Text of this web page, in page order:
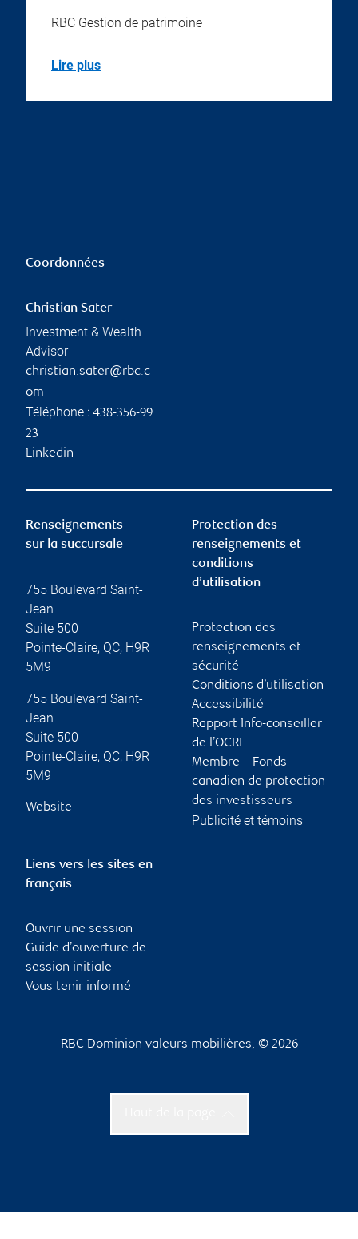
RBC Gestion de patrimoine
Lire plus
Coordonnées
Christian Sater
Investment & Wealth
Advisor
christian.sater@rbc.c
om
Téléphone : 438-356-99
23
Linkedin
Renseignements
sur la succursale
755 Boulevard Saint-
Jean
Suite 500
Pointe-Claire, QC, H9R
5M9
755 Boulevard Saint-
Jean
Suite 500
Pointe-Claire, QC, H9R
5M9
Website
Protection des
renseignements et
conditions
d’utilisation
Protection des
renseignements et
sécurité
Conditions d’utilisation
Accessibilité
Rapport Info-conseiller
de l’OCRI
Membre – Fonds
canadien de protection
des investisseurs
Publicité et témoins
Liens vers les sites en
français
Ouvrir une session
Guide d’ouverture de
session initiale
Vous tenir informé
RBC Dominion valeurs mobilières, © 2026